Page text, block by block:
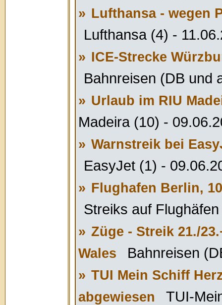
» Lufthansa - wegen
Lufthansa (4) -
» ICE-Strecke
Bahnreisen (DB und
» Urlaub im RIU
Madeira (10) -
» Warnstreik bei
EasyJet (1) -
» Flughafen Berlin,
Streiks auf
» Züge - Streik 21./
Wales
Bahnreisen
» TUI Mein Schiff
abgewiesen
TUI-